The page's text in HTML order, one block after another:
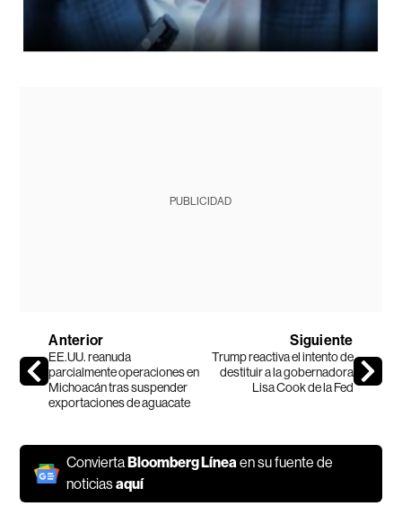
PUBLICIDAD
Anterior
EE.UU. reanuda
parcialmente operaciones en
Michoacán tras suspender
exportaciones de aguacate
Siguiente
Trump reactiva el intento de
destituir a la gobernadora
Lisa Cook de la Fed
ConviertaBloomberg Líneaen su fuente de
noticiasaquí